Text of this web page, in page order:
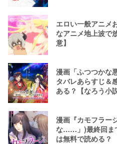
エロい一般アニメ
なアニメ地上波で
意】
漫画「ふつつかな
タバレあらすじ＆
ある？【なろう小
漫画『カモフラー
な……」)最終回ま
は無料で読める？